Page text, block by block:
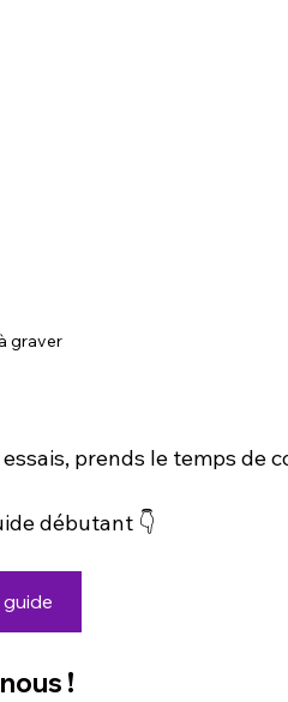
graver
prends le temps de
débutant 👇
!